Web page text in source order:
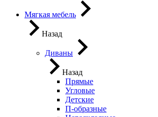
Мягкая мебель
Назад
Диваны
Назад
Прямые
Угловые
Детские
П-образные